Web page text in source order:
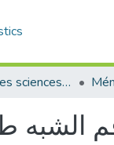
Département des sciences de gestion
الشبه